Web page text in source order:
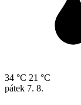
34 °C 21 °C
pátek 7. 8.